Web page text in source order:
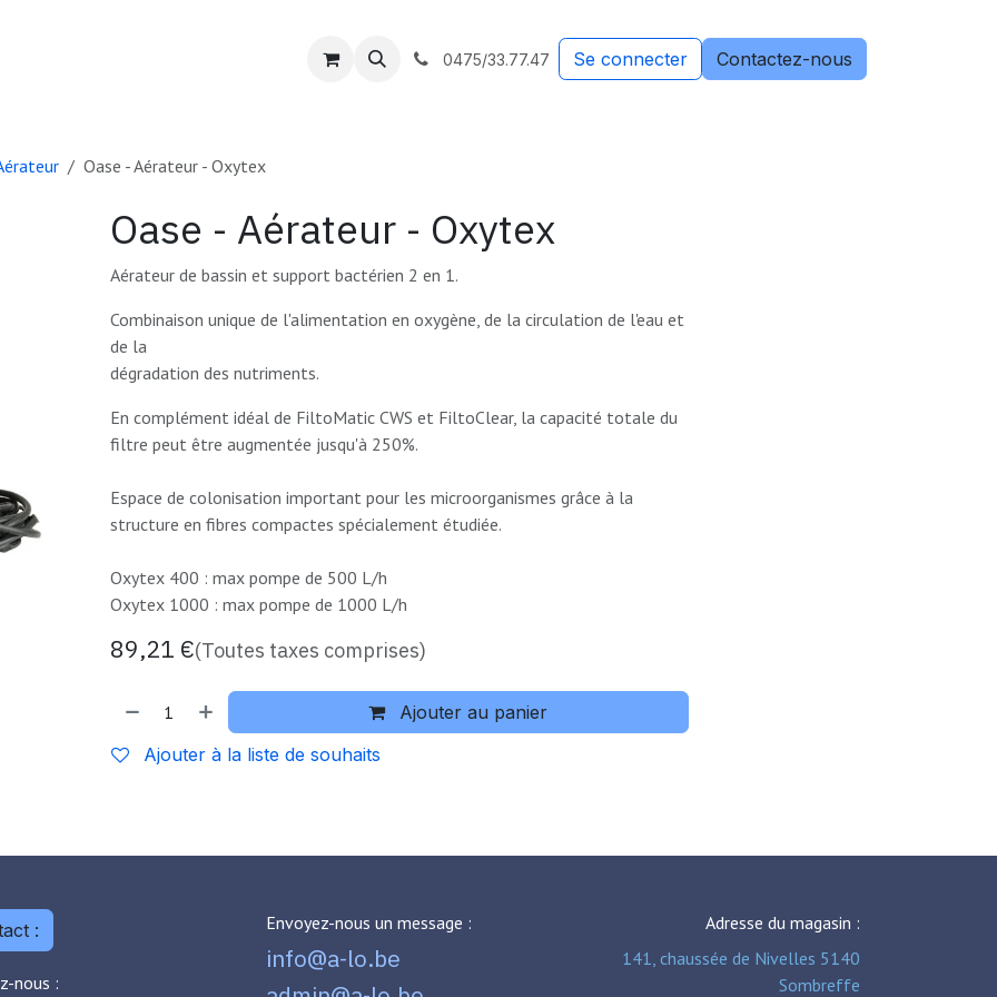
Contactez-nous 0475/33.77.47 Se connecter Contactez-nous
Oase - Aérateur - Oxytex
Oase - Aérateur - Oxytex
Aérateur de bassin et support bactérien 2 en 1.
Combinaison unique de l'alimentation en oxygène, de la circulation de l'eau et
de la
dégradation des nutriments.
En complément idéal de FiltoMatic CWS et FiltoClear, la capacité totale du
filtre peut être augmentée jusqu'à 250%.
Espace de colonisation important pour les microorganismes grâce à la
structure en fibres compactes spécialement étudiée.
Oxytex 400 : max pompe de 500 L/h
Oxytex 1000 : max pompe de 1000 L/h
89,21 €(Toutes taxes comprises)
Ajouter au panier
Ajouter à la liste de souhaits
:
nous :
Envoyez-nous un message :
info@a-lo.be
Adresse du magasin :
141, chaussée de Nivelles 5140
Sombreffe